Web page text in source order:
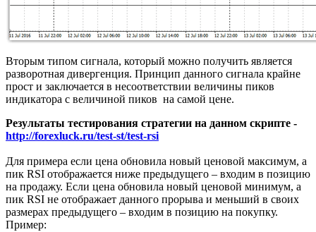
Вторым типом сигнала, который можно получить является
разворотная дивергенция. Принцип данного сигнала крайне
прост и заключается в несоответствии величины пиков
индикатора с величиной пиков на самой цене.
Результаты тестирования стратегии на данном скрипте -
http://forexluck.ru/test-st/test-rsi
Для примера если цена обновила новый ценовой максимум, а
пик RSI отображается ниже предыдущего – входим в позицию
на продажу. Если цена обновила новый ценовой минимум, а
пик RSI не отображает данного прорыва и меньший в своих
размерах предыдущего – входим в позицию на покупку.
Пример: